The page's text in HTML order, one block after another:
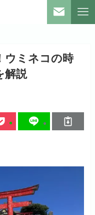
ウミネコの時
解説